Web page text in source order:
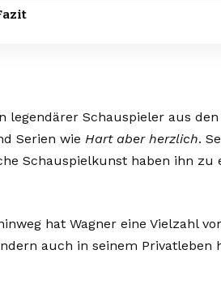
legendärer Schauspieler aus den
Serien wie Hart aber herzlich.
Schauspielkunst haben ihn zu
hat Wagner eine Vielzahl
auch in seinem Privatleben